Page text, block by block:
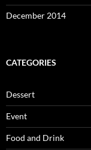
December 2014
CATEGORIES
Dessert
Event
Food and Drink